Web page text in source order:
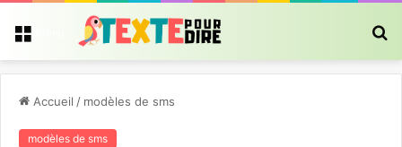
Accueil / modèles de sms
modèles de sms